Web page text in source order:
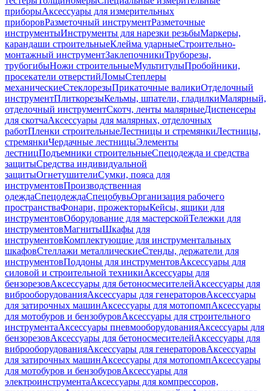
приборыАксессуары для измерительных
приборовРазметочный инструментРазметочные
инструментыИнструменты для нарезки резьбыМаркеры,
карандаши строительныеКлейма ударныеСтроительно-
монтажный инструментЗаклепочникиТруборезы,
трубогибыНожи строительныеМультитулыПробойники,
просекатели отверстийЛомыСтеплеры
механическиеСтеклорезыПрикаточные валикиОтделочный
инструментПлиткорезыКельмы, шпатели, гладилкиМалярный,
отделочный инструментСкотч, ленты малярныеДиспенсеры
для скотчаАксессуары для малярных, отделочных
работПленки строительныеЛестницы и стремянкиЛестницы,
стремянкиЧердачные лестницыЭлементы
лестницПодъемники строительныеСпецодежда и средства
защитыСредства индивидуальной
защитыОгнетушителиСумки, пояса для
инструментовПроизводственная
одеждаСпецодеждаСпецобувьОрганизация рабочего
пространстваФонари, прожекторыКейсы, ящики для
инструментовОборудование для мастерскойТележки для
инструментовМагнитыШкафы для
инструментовКомплектующие для инструментальных
шкафовСтеллажи металлическиеСтенды, держатели для
инструментовПоддоны для инструментовАксессуары для
силовой и строительной техникиАксессуары для
бензорезовАксессуары для бетоносмесителейАксессуары для
виброоборудованияАксессуары для генераторовАксессуары
для затирочных машинАксессуары для мотопомпАксессуары
для мотобуров и бензобуровАксессуары для строительного
инструментаАксессуары пневмооборудованияАксессуары для
бензорезовАксессуары для бетоносмесителейАксессуары для
виброоборудованияАксессуары для генераторовАксессуары
для затирочных машинАксессуары для мотопомпАксессуары
для мотобуров и бензобуровАксессуары для
электроинструментаАксессуары для компрессоров,